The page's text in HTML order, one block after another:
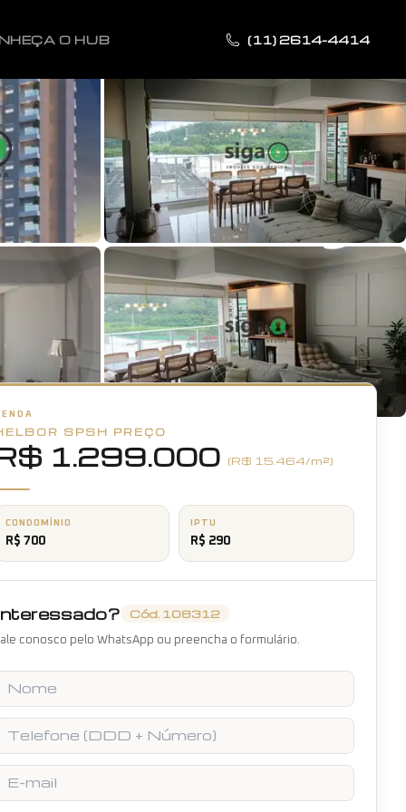
O HUB (11) 2614-4414
+25fotos
SPSH PREÇO
1.299.000 (R$ 15.464/m²)
CONDOMÍNIO
R$ 700
IPTU
R$ 290
Cód. 108312
conosco pelo WhatsApp ou preencha o formulário.
mail